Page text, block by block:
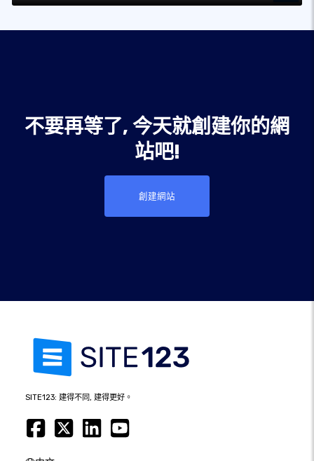
不要再等了, 今天就創建你的網
站吧!
創建網站
SITE123: 建得不同, 建得更好。